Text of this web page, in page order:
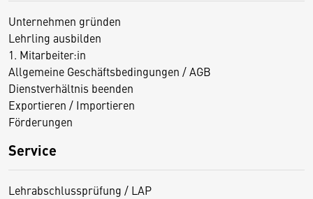
Unternehmen gründen
Lehrling ausbilden
1. Mitarbeiter:in
Allgemeine Geschäftsbedingungen / AGB
Dienstverhältnis beenden
Exportieren / Importieren
Förderungen
Service
Lehrabschlussprüfung / LAP